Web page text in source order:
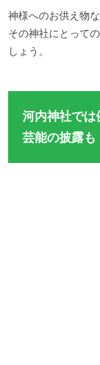
神様へのお供え物
その神社にとって
しょう。
河内神社では
芸能の披露も